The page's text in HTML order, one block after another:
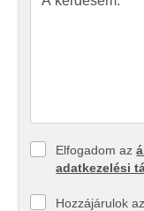
Elfogadom az
adatkezelési
Hozzájárulok